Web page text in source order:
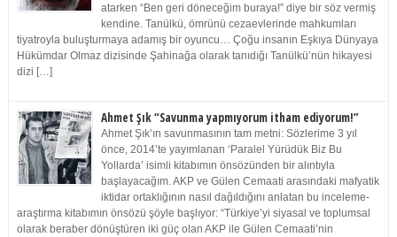
atarken “Ben geri döneceğim buraya!” diye bir söz vermiş
kendine. Tanülkü, ömrünü cezaevlerinde mahkumları
tiyatroyla buluşturmaya adamış bir oyuncu… Çoğu insanın Eşkıya Dünyaya
Hükümdar Olmaz dizisinde Şahinağa olarak tanıdığı Tanülkü’nün hikayesi
dizi […]
Ahmet Şık “Savunma yapmıyorum itham ediyorum!”
Ahmet Şık’ın savunmasının tam metni: Sözlerime 3 yıl
önce, 2014’te yayımlanan ‘Paralel Yürüdük Biz Bu
Yollarda’ isimli kitabımın önsözünden bir alıntıyla
başlayacağım. AKP ve Gülen Cemaati arasındaki mafyatik
iktidar ortaklığının nasıl dağıldığını anlatan bu inceleme-
araştırma kitabımın önsözü şöyle başlıyor: “Türkiye’yi siyasal ve toplumsal
olarak beraber dönüştüren iki güç olan AKP ile Gülen Cemaati’nin